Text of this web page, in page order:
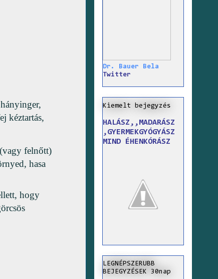
kéztartás,
felnőtt)
hasa
hogy
Dr. Bauer Bela
Twitter
Kiemelt bejegyzés
HALÁSZ,,MADARÁSZ
,GYERMEKGYÓGYÁSZ
MIND ÉHENKÓRÁSZ
LEGNÉPSZERUBB
BEJEGYZÉSEK 30nap